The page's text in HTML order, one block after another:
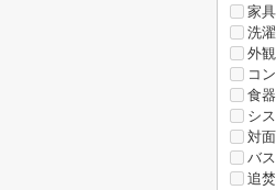
家
洗
外
コ
食
シ
対
バ
追